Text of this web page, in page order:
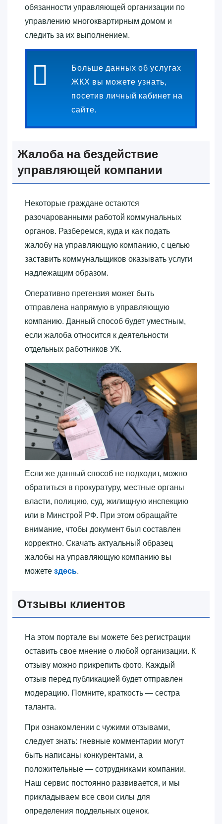
обязанности управляющей организации по
управлению многоквартирным домом и
следить за их выполнением.
Больше данных об услугах
ЖКХ вы можете узнать,
посетив личный кабинет на
сайте.
Жалоба на бездействие
управляющей компании
Некоторые граждане остаются
разочарованными работой коммунальных
органов. Разберемся, куда и как подать
жалобу на управляющую компанию, с целью
заставить коммунальщиков оказывать услуги
надлежащим образом.
Оперативно претензия может быть
отправлена напрямую в управляющую
компанию. Данный способ будет уместным,
если жалоба относится к деятельности
отдельных работников УК.
Если же данный способ не подходит, можно
обратиться в прокуратуру, местные органы
власти, полицию, суд, жилищную инспекцию
или в Минстрой РФ. При этом обращайте
внимание, чтобы документ был составлен
корректно. Скачать актуальный образец
жалобы на управляющую компанию вы
можете здесь.
Отзывы клиентов
На этом портале вы можете без регистрации
оставить свое мнение о любой организации. К
отзыву можно прикрепить фото. Каждый
отзыв перед публикацией будет отправлен
модерацию. Помните, краткость — сестра
таланта.
При ознакомлении с чужими отзывами,
следует знать: гневные комментарии могут
быть написаны конкурентами, а
положительные — сотрудниками компании.
Наш сервис постоянно развивается, и мы
прикладываем все свои силы для
определения поддельных оценок.